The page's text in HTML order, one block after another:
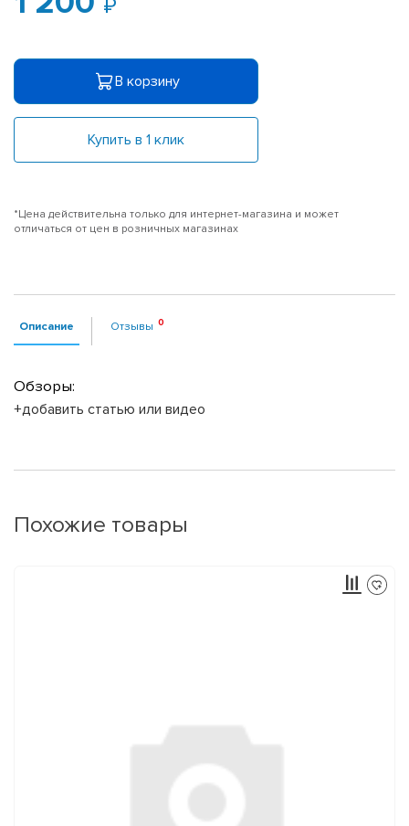
В корзину
Купить в 1 клик
*Цена действительна только для интернет-магазина и может
отличаться от цен в розничных магазинах
Описание Отзывы
Обзоры:
+добавить статью или видео
Похожие товары